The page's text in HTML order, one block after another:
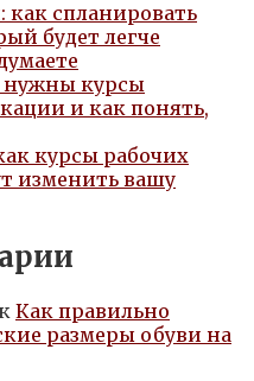
как спланировать
будет легче
нужны курсы
и как понять,
курсы рабочих
изменить вашу
Как правильно
размеры обуви на